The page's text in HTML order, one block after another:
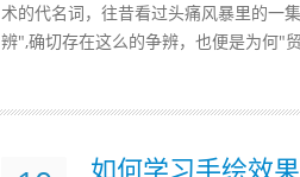
术的代名词，往昔看过头痛风暴里的一
辨",确切存在这么的争辨，也便是为何"
如何学习手绘效